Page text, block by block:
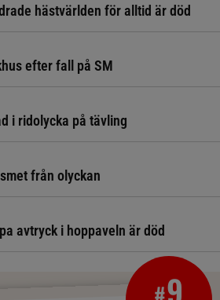
hästvärlden för alltid är död
efter fall på SM
i ridolycka på tävling
från olyckan
avtryck i hoppaveln är död
9